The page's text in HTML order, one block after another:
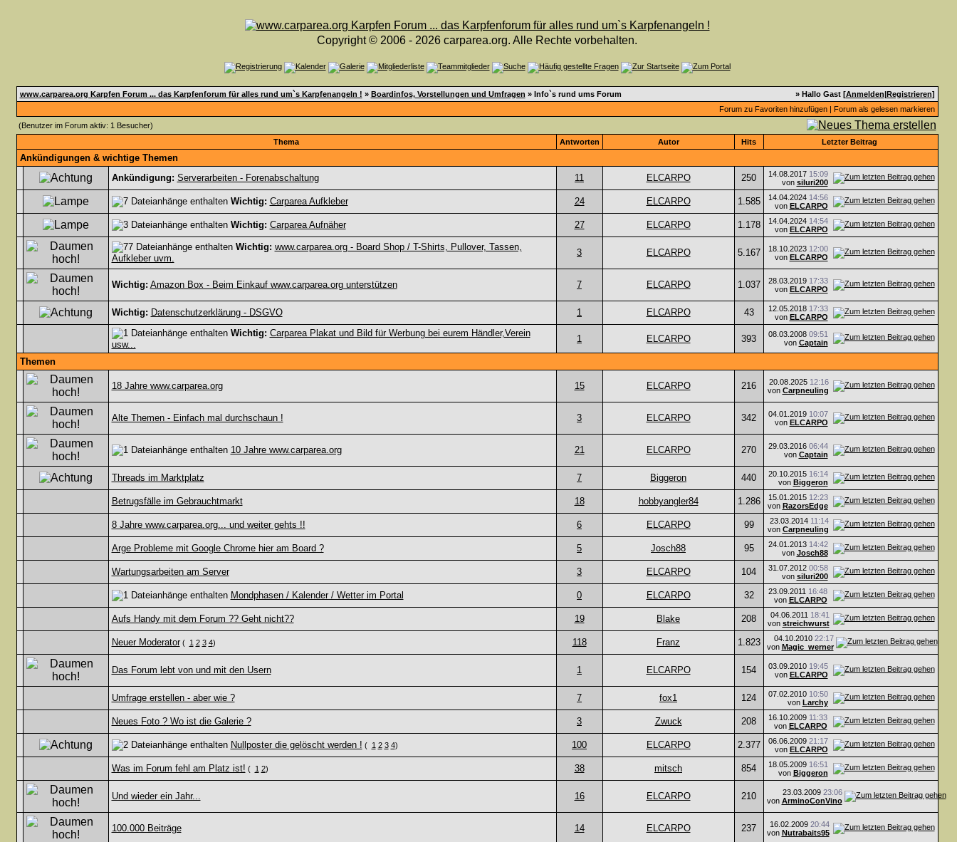
Copyright © 2006 - 2026 carparea.org. Alle Rechte vorbehalten.
www.carparea.org Karpfen Forum ... das Karpfenforum für alles rund um`s Karpfenangeln ! » Boardinfos, Vorstellungen und Umfragen » Info`s rund ums Forum » Hallo Gast [Anmelden|Registrieren]
Forum zu Favoriten hinzufügen| Forum als gelesen markieren
(Benutzer im Forum aktiv: 1 Besucher)
Thema
Antworten Autor Hits Letzter Beitrag
Ankündigungen & wichtige Themen
Ankündigung: Serverarbeiten - Forenabschaltung 11 ELCARPO 250 14.08.2017 15:09
von siluri200
Wichtig: Carparea Aufkleber 24 ELCARPO 1.585 14.04.2024 14:56
von ELCARPO
Wichtig: Carparea Aufnäher 27 ELCARPO 1.178 14.04.2024 14:54
von ELCARPO
Wichtig: www.carparea.org - Board Shop / T-Shirts, Pullover, Tassen,
Aufkleber uvm.
3 ELCARPO 5.167 18.10.2023 12:00
von ELCARPO
Wichtig: Amazon Box - Beim Einkauf www.carparea.org unterstützen 7 ELCARPO 1.037 28.03.2019 17:33
von ELCARPO
Wichtig: Datenschutzerklärung - DSGVO 1 ELCARPO 43 12.05.2018 17:33
von ELCARPO
Wichtig: Carparea Plakat und Bild für Werbung bei eurem Händler,Verein
usw...
1 ELCARPO 393 08.03.2008 09:51
von Captain
Themen
18 Jahre www.carparea.org 15 ELCARPO 216 20.08.2025 12:16
von Carpneuling
Alte Themen - Einfach mal durchschaun ! 3 ELCARPO 342 04.01.2019 10:07
von ELCARPO
10 Jahre www.carparea.org 21 ELCARPO 270 29.03.2016 06:44
von Captain
Threads im Marktplatz 7 Biggeron 440 20.10.2015 16:14
von Biggeron
Betrugsfälle im Gebrauchtmarkt 18 hobbyangler84 1.286 15.01.2015 12:23
von RazorsEdge
8 Jahre www.carparea.org... und weiter gehts !! 6 ELCARPO 99 23.03.2014 11:14
von Carpneuling
Arge Probleme mit Google Chrome hier am Board ? 5 Josch88 95 24.01.2013 14:42
von Josch88
Wartungsarbeiten am Server 3 ELCARPO 104 31.07.2012 00:58
von siluri200
Mondphasen / Kalender / Wetter im Portal 0 ELCARPO 32 23.09.2011 16:48
von ELCARPO
Aufs Handy mit dem Forum ?? Geht nicht?? 19 Blake 208 04.06.2011 18:41
von streichwurst
Neuer Moderator( 1 2 3 4) 118 Franz 1.823 04.10.2010 22:17
von Magic_werner
Das Forum lebt von und mit den Usern 1 ELCARPO 154 03.09.2010 19:45
von ELCARPO
Umfrage erstellen - aber wie ? 7 fox1 124 07.02.2010 10:50
von Larchy
Neues Foto ? Wo ist die Galerie ? 3 Zwuck 208 16.10.2009 11:33
von ELCARPO
Nullposter die gelöscht werden ! ( 1 2 3 4) 100 ELCARPO 2.377 06.06.2009 21:17
von ELCARPO
Was im Forum fehl am Platz ist! ( 1 2) 38 mitsch 854 18.05.2009 16:51
von Biggeron
Und wieder ein Jahr... 16 ELCARPO 210 23.03.2009 23:06
von ArminoConVino
100.000 Beiträge 14 ELCARPO 237 16.02.2009 20:44
von Nutrabaits95